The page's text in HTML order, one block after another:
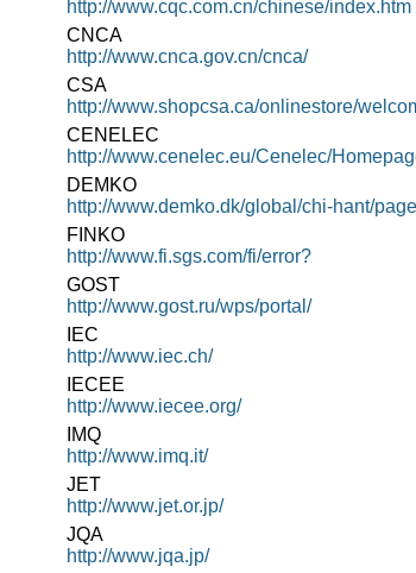
http://www.cqc.com.cn/chinese/index.htm
CNCA
http://www.cnca.gov.cn/cnca/
CSA
http://www.shopcsa.ca/onlinestore/
CENELEC
http://www.cenelec.eu/Cenelec/
DEMKO
http://www.demko.dk/global/chi-hant/
FINKO
http://www.fi.sgs.com/fi/error?
GOST
http://www.gost.ru/wps/portal/
IEC
http://www.iec.ch/
IECEE
http://www.iecee.org/
IMQ
http://www.imq.it/
JET
http://www.jet.or.jp/
JQA
http://www.jqa.jp/